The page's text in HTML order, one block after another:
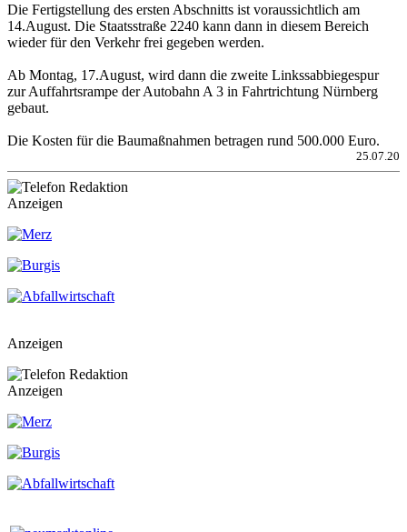
Die Fertigstellung des ersten Abschnitts ist voraussichtlich am
14.August. Die Staatsstraße 2240 kann dann in diesem Bereich
wieder für den Verkehr frei gegeben werden.
Ab Montag, 17.August, wird dann die zweite Linkssabbiegespur
zur Auffahrtsrampe der Autobahn A 3 in Fahrtrichtung Nürnberg
gebaut.
Die Kosten für die Baumaßnahmen betragen rund 500.000 Euro.
25.07.20
Anzeigen
Anzeigen
Anzeigen